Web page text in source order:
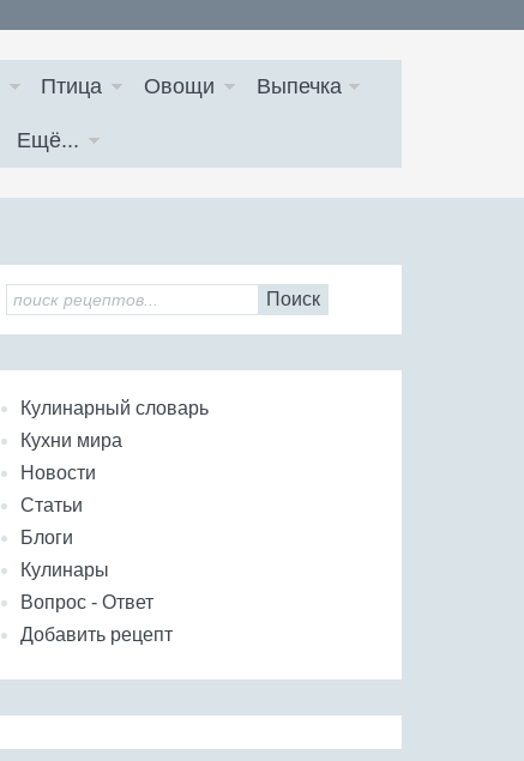
Птица Овощи Выпечка
Ещё...
Поиск
Кулинарный словарь
Кухни мира
Новости
Статьи
Блоги
Кулинары
Вопрос - Ответ
Добавить рецепт